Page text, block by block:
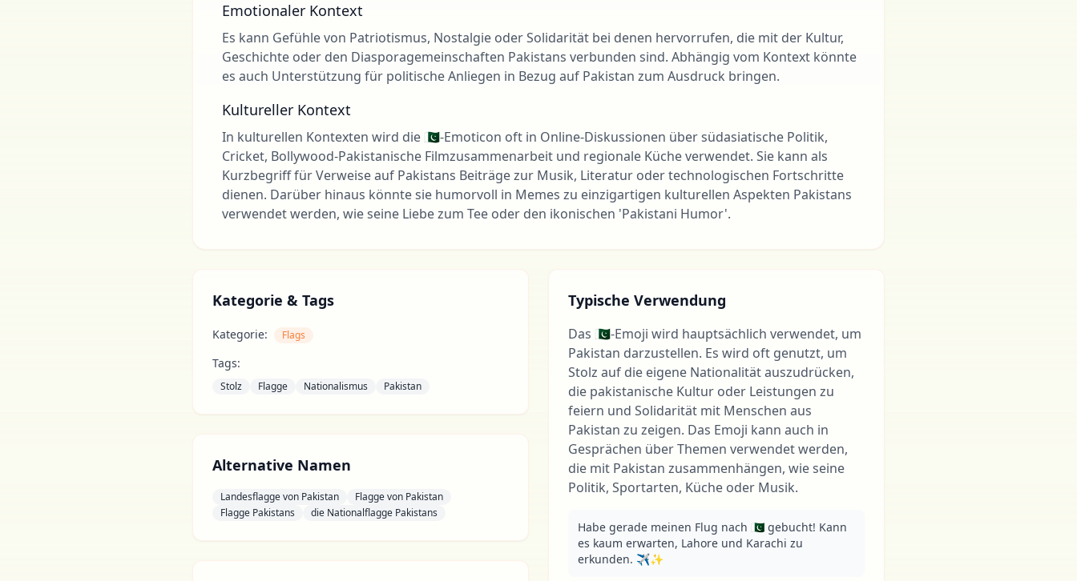
Emotionaler Kontext
Es kann Gefühle von Patriotismus, Nostalgie oder Solidarität bei denen hervorrufen, die mit der Kultur,
Geschichte oder den Diasporagemeinschaften Pakistans verbunden sind. Abhängig vom Kontext könnte
es auch Unterstützung für politische Anliegen in Bezug auf Pakistan zum Ausdruck bringen.
Kultureller Kontext
In kulturellen Kontexten wird die 🇵🇰-Emoticon oft in Online-Diskussionen über südasiatische Politik,
Cricket, Bollywood-Pakistanische Filmzusammenarbeit und regionale Küche verwendet. Sie kann als
Kurzbegriff für Verweise auf Pakistans Beiträge zur Musik, Literatur oder technologischen Fortschritte
dienen. Darüber hinaus könnte sie humorvoll in Memes zu einzigartigen kulturellen Aspekten Pakistans
verwendet werden, wie seine Liebe zum Tee oder den ikonischen 'Pakistani Humor'.
Kategorie & Tags
Kategorie: Flags
Tags:
Stolz Flagge Nationalismus Pakistan
Alternative Namen
Landesflagge von Pakistan
Flagge von Pakistan
Flagge Pakistans
die Nationalflagge Pakistans
Typische Verwendung
Das 🇵🇰-Emoji wird hauptsächlich verwendet, um
Pakistan darzustellen. Es wird oft genutzt, um
Stolz auf die eigene Nationalität auszudrücken,
die pakistanische Kultur oder Leistungen zu
feiern und Solidarität mit Menschen aus
Pakistan zu zeigen. Das Emoji kann auch in
Gesprächen über Themen verwendet werden,
die mit Pakistan zusammenhängen, wie seine
Politik, Sportarten, Küche oder Musik.
Habe gerade meinen Flug nach 🇵🇰 gebucht! Kann
es kaum erwarten, Lahore und Karachi zu
erkunden. ✈️✨